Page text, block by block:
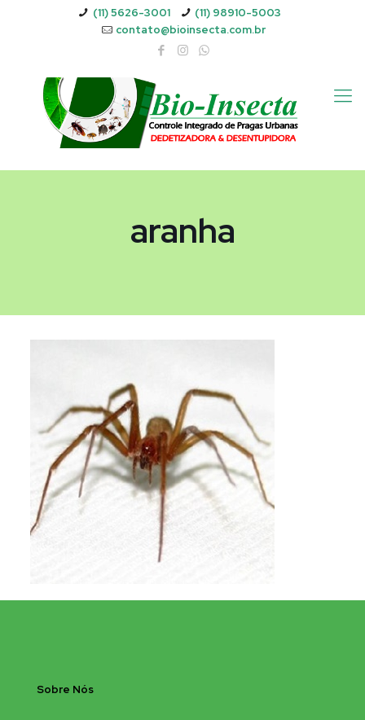
(11) 5626-3001
(11) 98910-5003
contato@bioinsecta.com.br
aranha
Sobre Nós